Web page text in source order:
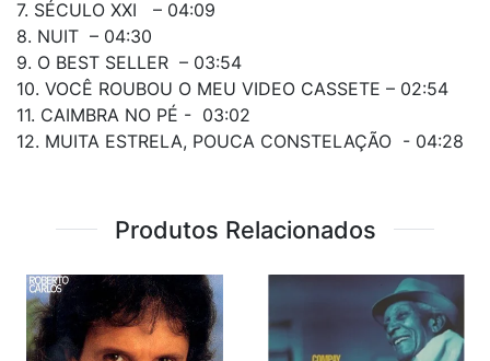
7. SÉCULO XXI – 04:09
8. NUIT – 04:30
9. O BEST SELLER – 03:54
10. VOCÊ ROUBOU O MEU VIDEO CASSETE – 02:54
11. CAIMBRA NO PÉ - 03:02
12. MUITA ESTRELA, POUCA CONSTELAÇÃO - 04:28
Produtos Relacionados